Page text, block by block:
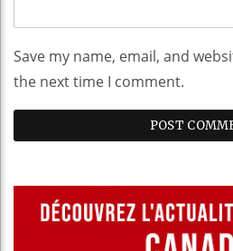
Save my name, email, and
the next time I comment.